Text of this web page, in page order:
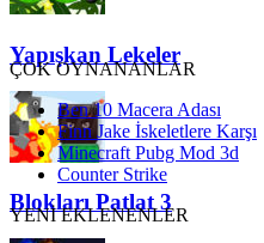
Yapışkan Lekeler
Blokları Patlat 3
ÇOK OYNANANLAR
Ben 10 Macera Adası
Finn Jake İskeletlere Karşı
Minecraft Pubg Mod 3d
Counter Strike
YENİ EKLENENLER